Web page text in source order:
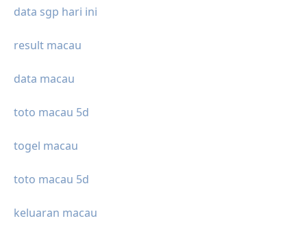
data sgp hari ini
result macau
data macau
toto macau 5d
togel macau
toto macau 5d
keluaran macau